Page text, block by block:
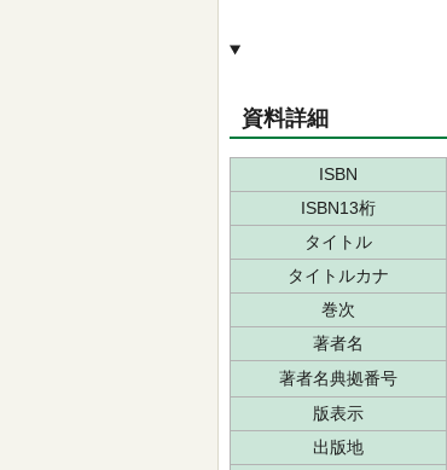
資料詳細
ISBN
ISBN13桁
タイトル
タイトルカナ
巻次
著者名
著者名典拠番号
版表示
出版地